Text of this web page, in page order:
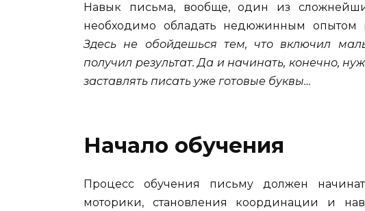
Навык письма, вообще, один из
необходимо обладать недюжинным опытом
Здесь не обойдешься тем, что включил
получил результат. Да и начинать, конечно,
заставлять писать уже готовые буквы…
Начало обучения
Процесс обучения письму должен
моторики, становления координации и